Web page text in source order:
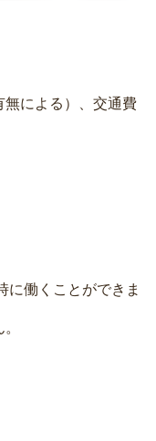
無による）、交通費
に働くことができま